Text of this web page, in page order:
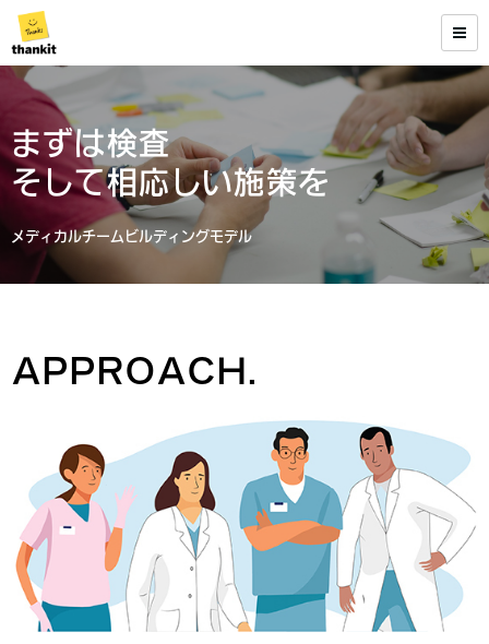
まずは検査
そして相応しい施策を
メディカルチームビルディングモデル
APPROACH.